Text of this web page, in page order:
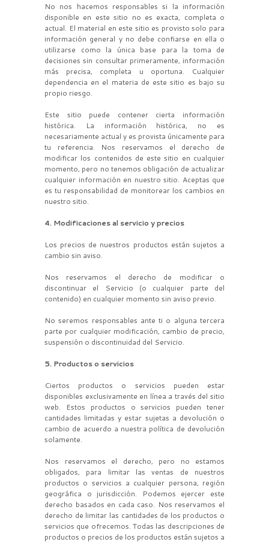
No nos hacemos responsables si la información
disponible en este sitio no es exacta, completa o
actual. El material en este sitio es provisto solo para
información general y no debe confiarse en ella o
utilizarse como la única base para la toma de
decisiones sin consultar primeramente, información
más precisa, completa u oportuna. Cualquier
dependencia en el materia de este sitio es bajo su
propio riesgo.
Este sitio puede contener cierta información
histórica. La información histórica, no es
necesariamente actual y es provista únicamente para
tu referencia. Nos reservamos el derecho de
modificar los contenidos de este sitio en cualquier
momento, pero no tenemos obligación de actualizar
cualquier información en nuestro sitio. Aceptas que
es tu responsabilidad de monitorear los cambios en
nuestro sitio.
4. Modificaciones al servicio y precios
Los precios de nuestros productos están sujetos a
cambio sin aviso.
Nos reservamos el derecho de modificar o
discontinuar el Servicio (o cualquier parte del
contenido) en cualquier momento sin aviso previo.
No seremos responsables ante ti o alguna tercera
parte por cualquier modificación, cambio de precio,
suspensión o discontinuidad del Servicio.
5. Productos o servicios
Ciertos productos o servicios pueden estar
disponibles exclusivamente en línea a través del sitio
web. Estos productos o servicios pueden tener
cantidades limitadas y estar sujetas a devolución o
cambio de acuerdo a nuestra política de devolución
solamente.
Nos reservamos el derecho, pero no estamos
obligados, para limitar las ventas de nuestros
productos o servicios a cualquier persona, región
geográfica o jurisdicción. Podemos ejercer este
derecho basados en cada caso. Nos reservamos el
derecho de limitar las cantidades de los productos o
servicios que ofrecemos. Todas las descripciones de
productos o precios de los productos están sujetos a